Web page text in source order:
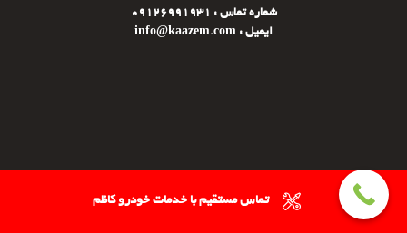
شماره تماس : 09126991931
ایمیل : info@kaazem.com
تماس مستقیم با خدمات خودرو کاظم